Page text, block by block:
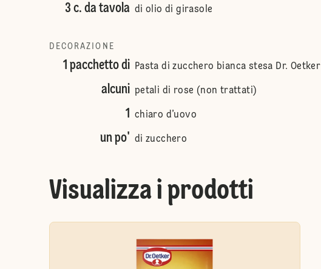
3 c. da tavola di olio di girasole
DECORAZIONE
1 pacchetto di Pasta di zucchero bianca stesa Dr. Oetker
alcuni petali di rose (non trattati)
1 chiaro d’uovo
un po' di zucchero
Visualizza i prodotti